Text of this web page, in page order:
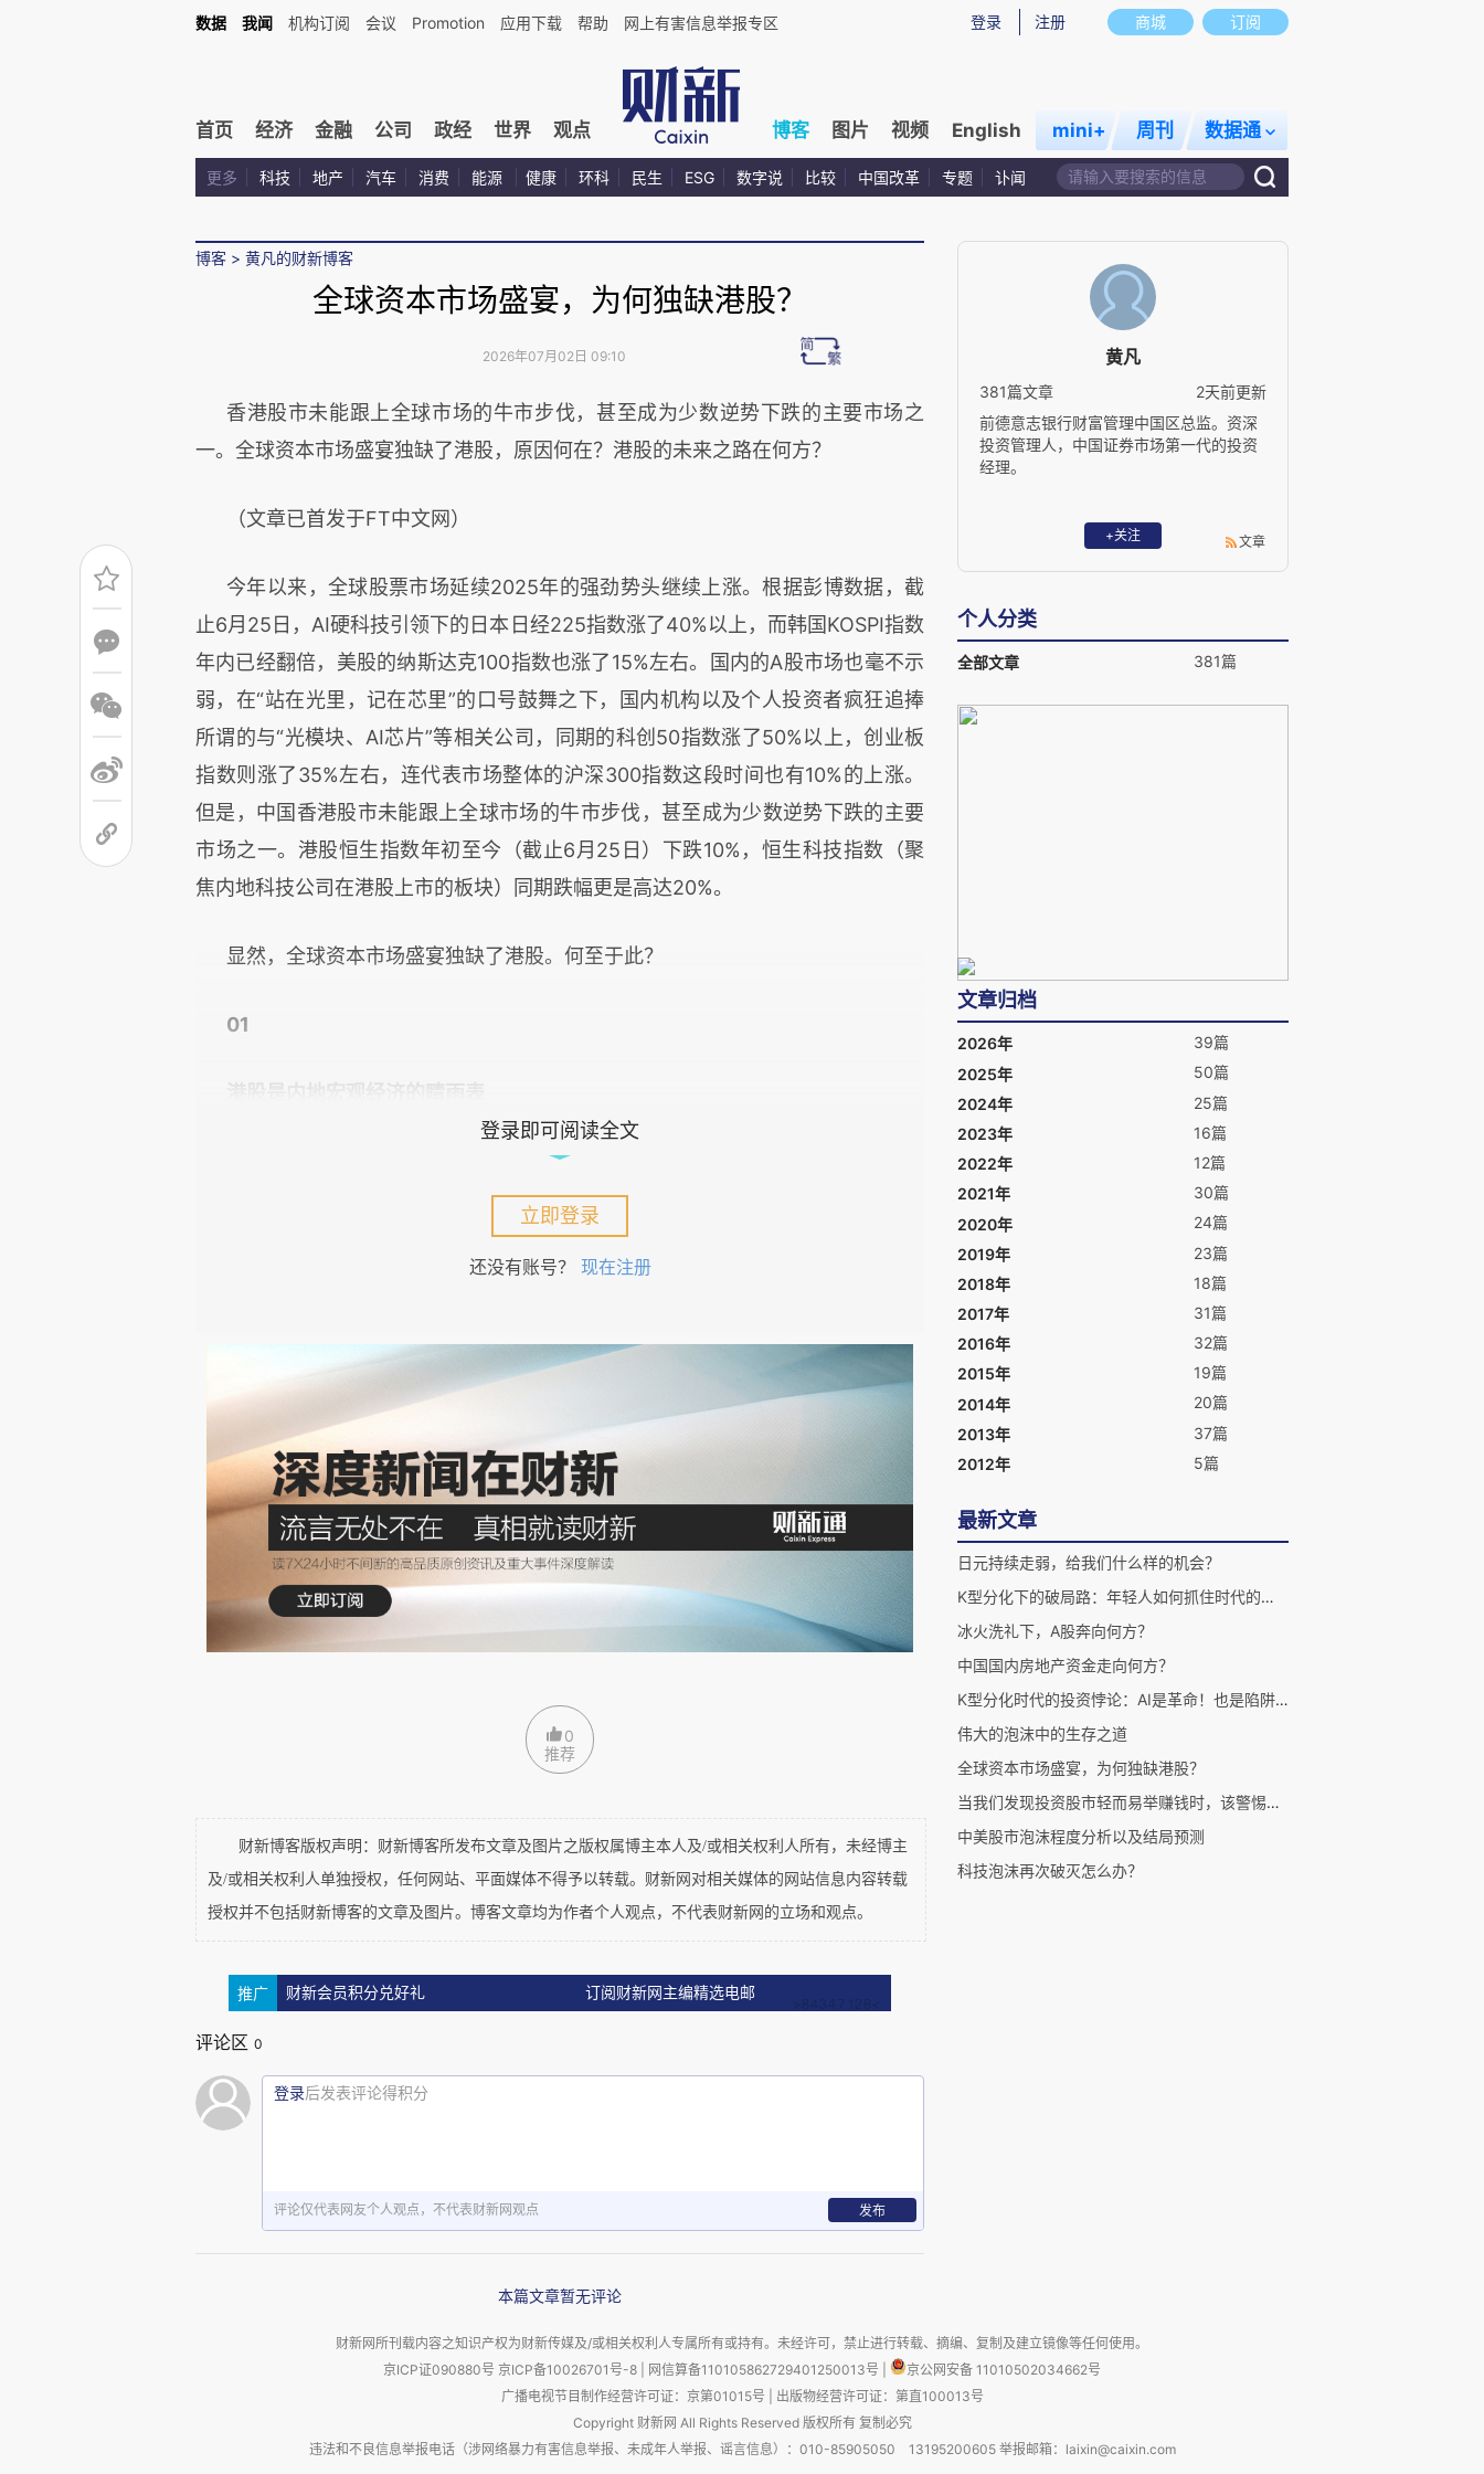
商城 订阅
登录 注册
数据 我闻 机构订阅 会议 Promotion 应用下载 帮助 网上有害信息举报专区
首页 经济 金融 公司 政经 世界 观点 博客 图片 视频 English mini+ 周刊 数据通
更多 科技 地产 汽车 消费 能源 健康 环科 民生 ESG 数字说 比较 中国改革 专题 讣闻
博客 > 黄凡的财新博客
全球资本市场盛宴，为何独缺港股？
2026年07月02日 09:10
香港股市未能跟上全球市场的牛市步伐，甚至成为少数逆势下跌的主要市场之
一。全球资本市场盛宴独缺了港股，原因何在？港股的未来之路在何方？
（文章已首发于FT中文网）
今年以来，全球股票市场延续2025年的强劲势头继续上涨。根据彭博数据，截
止6月25日，AI硬科技引领下的日本日经225指数涨了40%以上，而韩国KOSPI指数
年内已经翻倍，美股的纳斯达克100指数也涨了15%左右。国内的A股市场也毫不示
弱，在“站在光里，记在芯里”的口号鼓舞之下，国内机构以及个人投资者疯狂追捧
所谓的与“光模块、AI芯片”等相关公司，同期的科创50指数涨了50%以上，创业板
指数则涨了35%左右，连代表市场整体的沪深300指数这段时间也有10%的上涨。
但是，中国香港股市未能跟上全球市场的牛市步伐，甚至成为少数逆势下跌的主要
市场之一。港股恒生指数年初至今（截止6月25日）下跌10%，恒生科技指数（聚
焦内地科技公司在港股上市的板块）同期跌幅更是高达20%。
显然，全球资本市场盛宴独缺了港股。何至于此？
01
尽管一直处于“稳中向好”的态势，统计局最新公布国内2026年一季度GDP同比
增长约5%，这样的增长高度依赖于出口和基础设施投资支撑。然而内需复苏乏力，
消费和制造业投资低于预期，地产行业持续低迷。其中，统计数据显示2026年5月
份的社会零售增长同比为 -0.6%（2023年末以来首次为负），已经正式确认“单月
港股市场，其实就是内地经济的晴雨表。投资人更寄望于中央政府2026年能推
出更强刺激措施（尤其针对房地产和消费）。迄今为止，政策以小幅宽松和结构性
支持为主，缺乏“大水漫灌”。4月中央政治局会议重申“不搞大规模刺激”，强调“精准
调控”和提振市场信心措施。
02
尽管全球主要市场在AI热潮带动下表现强劲，而港股过去一直是外资主导。然
而，全球资金对地缘政治以及全球流动性极敏感，也对通胀以及美联储货币政策相
同期，内地资金占香港市场的比例越来越大。2025年港股强势反弹曾吸引内地
资金大举南下。据港证监会数据，截至2026年3月的一年间，南向资金净买入港股
反转：内地投资者的南下的资金因国内科创与创业板热火朝天而回师北上。据彭博
数据，2026年5月内地南向资金净卖出香港股票36亿港元，这是自2023年6月以来
内地资金对港股热情下降。
二级市场整体上因缺乏资金的参与而萎靡不振。
港股上市公司的结构也是关键
香港股市具有独特的行业与板块结构。目前恒生指数前十大权重包括大型内地科
技公司（腾讯、阿里巴巴、美团、小米等）、金融保险公司（汇丰、友邦、建行
登录即可阅读全文
立即登录
还没有账号？ 现在注册
0
推荐
财新博客版权声明：财新博客所发布文章及图片之版权属博主本人及/或相关权利人所有，未经博主
及/或相关权利人单独授权，任何网站、平面媒体不得予以转载。财新网对相关媒体的网站信息内容转载
授权并不包括财新博客的文章及图片。博客文章均为作者个人观点，不代表财新网的立场和观点。
推广 财新会员积分兑好礼 订阅财新网主编精选电邮
评论区 0
登录后发表评论得积分
评论仅代表网友个人观点，不代表财新网观点 发布
本篇文章暂无评论
黄凡
381篇文章
2天前更新
前德意志银行财富管理中国区总监。资深
投资管理人，中国证券市场第一代的投资
经理。
+关注 文章
个人分类
全部文章 381篇
文章归档
2026年
39篇
2025年
50篇
2024年
25篇
2023年
16篇
2022年
12篇
2021年
30篇
2020年
24篇
2019年
23篇
2018年
18篇
2017年
31篇
2016年
32篇
2015年
19篇
2014年
20篇
2013年
37篇
2012年
5篇
最新文章
日元持续走弱，给我们什么样的机会？
K型分化下的破局路：年轻人如何抓住时代的大潮？
冰火洗礼下，A股奔向何方？
中国国内房地产资金走向何方？
K型分化时代的投资悖论：AI是革命！也是陷阱？！
伟大的泡沫中的生存之道
全球资本市场盛宴，为何独缺港股？
当我们发现投资股市轻而易举赚钱时，该警惕了！
中美股市泡沫程度分析以及结局预测
科技泡沫再次破灭怎么办？
财新网所刊载内容之知识产权为财新传媒及/或相关权利人专属所有或持有。未经许可，禁止进行转载、摘编、复制及建立镜像等任何使用。
京ICP证090880号 京ICP备10026701号-8 网信算备110105862729401250013号
京公网安备 11010502034662号
广播电视节目制作经营许可证：京第01015号
出版物经营许可证：第直100013号
Copyright 财新网 All Rights Reserved 版权所有 复制必究
违法和不良信息举报电话（涉网络暴力有害信息举报、未成年人举报、谣言信息）：010-85905050 13195200605 举报邮箱：laixin@caixin.com